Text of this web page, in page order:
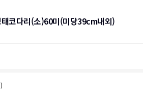
코다리(소)60미(미당39cm내외)